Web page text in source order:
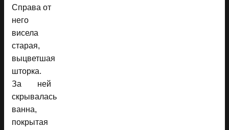
Справа от
него
висела
старая,
выцветшая
шторка.
За ней
скрывалась
ванна,
покрытая